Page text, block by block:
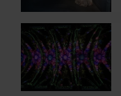
het
denken”
MuVIM
“Het
licht
van
San
Nicolás”: